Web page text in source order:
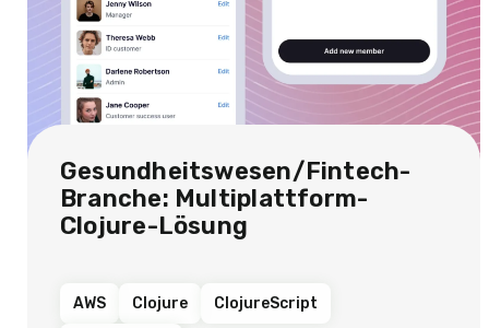
Gesundheitswesen/Fintech-
Branche: Multiplattform-
Clojure-Lösung
AWS Clojure ClojureScript